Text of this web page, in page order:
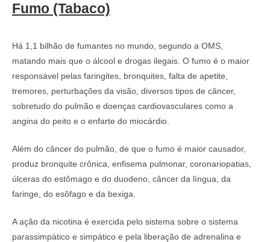
Fumo (Tabaco)
Há 1,1 bilhão de fumantes no mundo, segundo a OMS,
matando mais que o álcool e drogas ilegais. O fumo é o maior
responsável pelas faringites, bronquites, falta de apetite,
tremores, perturbações da visão, diversos tipos de câncer,
sobretudo do pulmão e doenças cardiovasculares como a
angina do peito e o enfarte do miocárdio.
Além do câncer do pulmão, de que o fumo é maior causador,
produz bronquite crônica, enfisema pulmonar, coronariopatias,
úlceras do estômago e do duodeno, câncer da língua, da
faringe, do esôfago e da bexiga.
A ação da nicotina é exercida pelo sistema sobre o sistema
parassimpático e simpático e pela liberação de adrenalina e